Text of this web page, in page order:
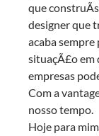
que
designer que
acaba
situaçÃ£o em
empresas
Com a
nosso tempo.
Hoje para